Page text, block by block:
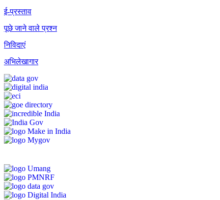
ई-प्रस्ताव
पूछे जाने वाले प्रश्न
निविदाएं
अभिलेखागार